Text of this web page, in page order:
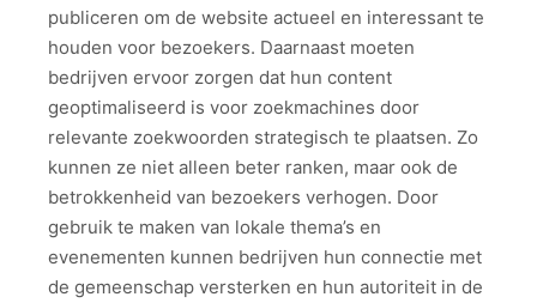
publiceren om de website actueel en interessant te
houden voor bezoekers. Daarnaast moeten
bedrijven ervoor zorgen dat hun content
geoptimaliseerd is voor zoekmachines door
relevante zoekwoorden strategisch te plaatsen. Zo
kunnen ze niet alleen beter ranken, maar ook de
betrokkenheid van bezoekers verhogen. Door
gebruik te maken van lokale thema’s en
evenementen kunnen bedrijven hun connectie met
de gemeenschap versterken en hun autoriteit in de